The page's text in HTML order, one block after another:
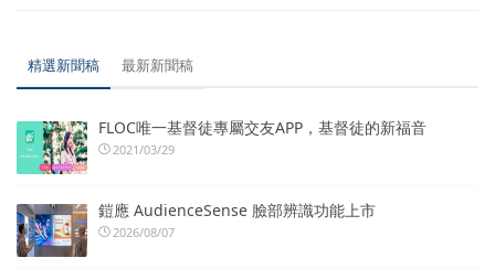
精選新聞稿 最新新聞稿
FLOC唯一基督徒專屬交友APP，基督徒的新福音
2021/03/29
鎧應 AudienceSense 臉部辨識功能上市
2026/08/07